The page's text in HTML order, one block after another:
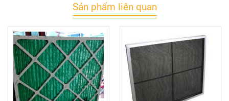
Sản phẩm liên quan